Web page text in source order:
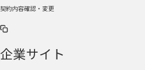
契約内容確認・変更
企業サイト